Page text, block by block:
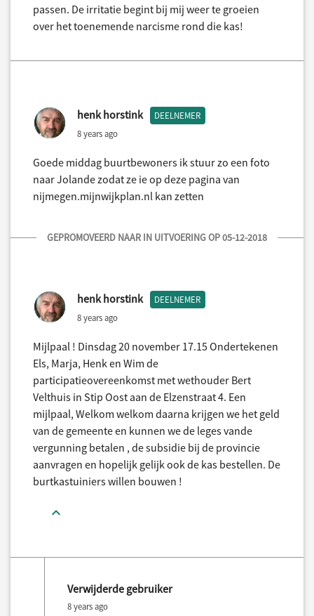
passen. De irritatie begint bij mij weer te groeien
over het toenemende narcisme rond die kas!
henk horstink DEELNEMER
8 years ago
Goede middag buurtbewoners ik stuur zo een foto
naar Jolande zodat ze ie op deze pagina van
nijmegen.mijnwijkplan.nl kan zetten
GEPROMOVEERD NAAR IN UITVOERING OP 05-12-2018
henk horstink DEELNEMER
8 years ago
Mijlpaal ! Dinsdag 20 november 17.15 Ondertekenen
Els, Marja, Henk en Wim de
participatieovereenkomst met wethouder Bert
Velthuis in Stip Oost aan de Elzenstraat 4. Een
mijlpaal, Welkom welkom daarna krijgen we het geld
van de gemeente en kunnen we de leges vande
vergunning betalen , de subsidie bij de provincie
aanvragen en hopelijk gelijk ook de kas bestellen. De
burtkastuiniers willen bouwen !
Verwijderde gebruiker
8 years ago